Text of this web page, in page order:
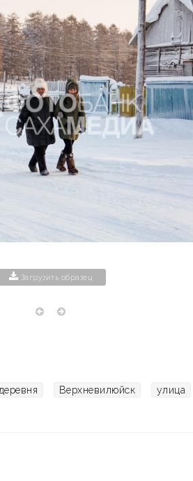
Загрузить образец
деревня Верхневилюйск улица